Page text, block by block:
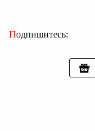
Подпишитесь: